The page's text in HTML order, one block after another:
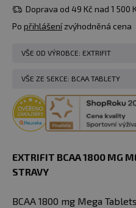
Doprava od 49 Kč nad 1 500
Po přihlášenízvýhodněná cena
VŠE OD VÝROBCE: EXTRIFIT
VŠE ZE SEKCE: BCAA TABLETY
EXTRIFIT BCAA 1800 MG
STRAVY
BCAA 1800 mg Mega